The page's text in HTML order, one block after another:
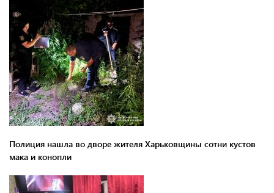
Полиция нашла во дворе жителя Харьковщины сотни кустов
мака и конопли